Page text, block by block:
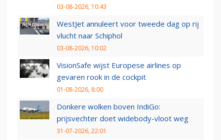
03-08-2026, 10:43
WestJet annuleert voor tweede dag op rij
vlucht naar Schiphol
03-08-2026, 10:02
VisionSafe wijst Europese airlines op
gevaren rook in de cockpit
01-08-2026, 8:00
Donkere wolken boven IndiGo:
prijsvechter doet widebody-vloot weg
31-07-2026, 22:01